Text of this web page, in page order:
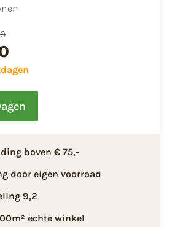
boven € 75,-
door eigen voorraad
9,2
echte winkel